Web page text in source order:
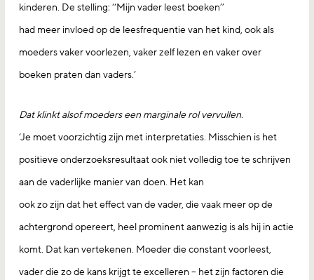
kinderen. De stelling: ‘‘Mijn vader leest boeken’’
had meer invloed op de leesfrequentie van het kind, ook als
moeders vaker voorlezen, vaker zelf lezen en vaker over
boeken praten dan vaders.’
Dat klinkt alsof moeders een marginale rol vervullen.
‘Je moet voorzichtig zijn met interpretaties. Misschien is het
positieve onderzoeksresultaat ook niet volledig toe te schrijven
aan de vaderlijke manier van doen. Het kan
ook zo zijn dat het effect van de vader, die vaak meer op de
achtergrond opereert, heel prominent aanwezig is als hij in actie
komt. Dat kan vertekenen. Moeder die constant voorleest,
vader die zo de kans krijgt te excelleren – het zijn factoren die